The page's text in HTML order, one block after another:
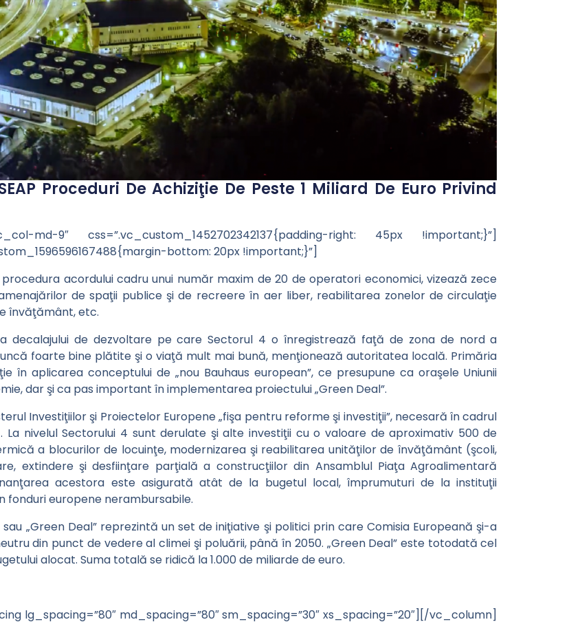
Proceduri De Achiziţie De Peste 1 Miliard De Euro Privind
md-9″ css=”.vc_custom_1452702342137{padding-right: 45px !important;}”]
bottom: 20px !important;}”]
acordului cadru unui număr maxim de 20 de operatori economici, vizează zece
de spaţii publice şi de recreere în aer liber, reabilitarea zonelor de circulaţie
învăţământ, etc.
decalajului de dezvoltare pe care Sectorul 4 o înregistrează faţă de zona de nord a
foarte bine plătite şi o viaţă mult mai bună, menţionează autoritatea locală. Primăria
aplicarea conceptului de „nou Bauhaus european”, ce presupune ca oraşele Uniunii
dar şi ca pas important în implementarea proiectului „Green Deal”.
Investiţiilor şi Proiectelor Europene „fişa pentru reforme şi investiţii”, necesară în cadrul
La nivelul Sectorului 4 sunt derulate şi alte investiţii cu o valoare de aproximativ 500 de
a blocurilor de locuinţe, modernizarea şi reabilitarea unităţilor de învăţământ (şcoli,
extindere şi desfiinţare parţială a construcţiilor din Ansamblul Piaţa Agroalimentară
acestora este asigurată atât de la bugetul local, împrumuturi de la instituţii
fonduri europene nerambursabile.
„Green Deal” reprezintă un set de iniţiative şi politici prin care Comisia Europeană şi-a
din punct de vedere al climei şi poluării, până în 2050. „Green Deal” este totodată cel
alocat. Suma totală se ridică la 1.000 de miliarde de euro.
md_spacing=”80″ sm_spacing=”30″ xs_spacing=”20″][/vc_column]